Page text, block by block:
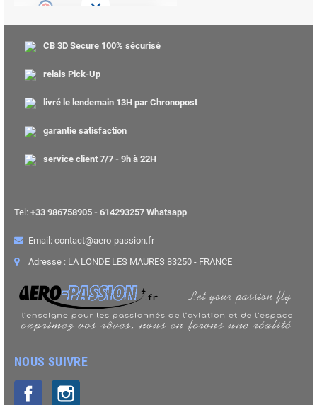
CB 3D Secure 100% sécurisé
relais Pick-Up
livré le lendemain 13H par Chronopost
garantie satisfaction
service client 7/7 - 9h à 22H
Tel: +33 986758905 - 614293257 Whatsapp
Email: contact@aero-passion.fr
Adresse : LA LONDE LES MAURES 83250 - FRANCE
NOUS SUIVRE
Facebook